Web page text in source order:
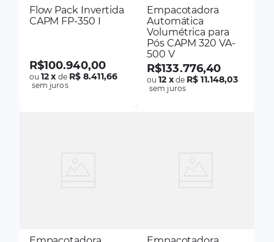
Flow Pack Invertida
CAPM FP-350 I
R$100.940,00
ou12x de R$ 8.411,66
sem juros
Empacotadora
Automática
Volumétrica para
Pós CAPM 320 VA-
500 V
R$133.776,40
ou12 xde R$ 11.148,03
sem juros